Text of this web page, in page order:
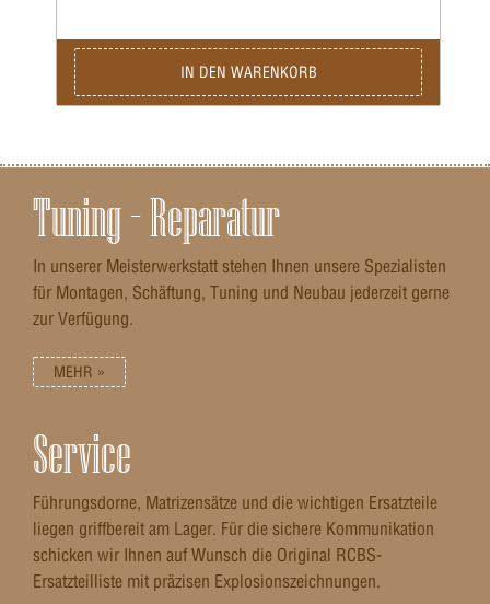
IN DEN WARENKORB
Tuning – Reparatur
In unserer Meisterwerkstatt stehen Ihnen unsere Spezialisten
für Montagen, Schäftung, Tuning und Neubau jederzeit gerne
zur Verfügung.
MEHR »
Service
Führungsdorne, Matrizensätze und die wichtigen Ersatzteile
liegen griffbereit am Lager. Für die sichere Kommunikation
schicken wir Ihnen auf Wunsch die Original RCBS-
Ersatzteilliste mit präzisen Explosionszeichnungen.